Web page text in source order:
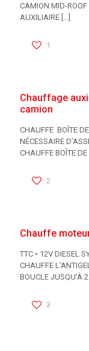
CAMION MID-
AUXILIAIRE […]
1
Chauffage
camion
CHAUFFE BOÎTE
NÉCESSAIRE
CHAUFFE BOÎTE
2
Chauffe
TTC • 12V DIESEL
CHAUFFE
BOUCLE JUSQU’À
3